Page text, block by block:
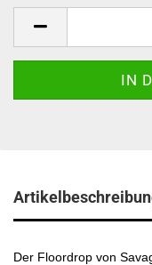
Der Floordrop von